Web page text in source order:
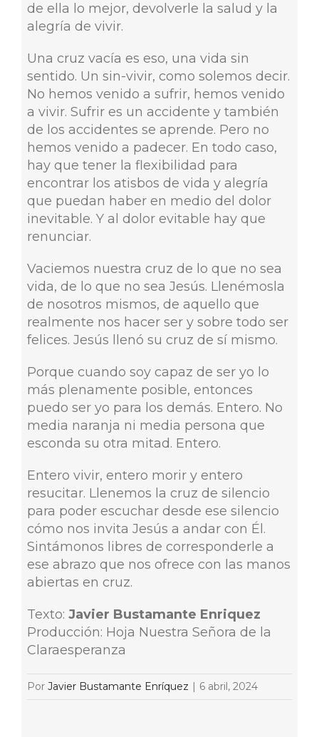
de ella lo mejor, devolverle la salud y la
alegría de vivir.
Una cruz vacía es eso, una vida sin
sentido. Un sin-vivir, como solemos decir.
No hemos venido a sufrir, hemos venido
a vivir. Sufrir es un accidente y también
de los accidentes se aprende. Pero no
hemos venido a padecer. En todo caso,
hay que tener la flexibilidad para
encontrar los atisbos de vida y alegría
que puedan haber en medio del dolor
inevitable. Y al dolor evitable hay que
renunciar.
Vaciemos nuestra cruz de lo que no sea
vida, de lo que no sea Jesús. Llenémosla
de nosotros mismos, de aquello que
realmente nos hacer ser y sobre todo ser
felices. Jesús llenó su cruz de sí mismo.
Porque cuando soy capaz de ser yo lo
más plenamente posible, entonces
puedo ser yo para los demás. Entero. No
media naranja ni media persona que
esconda su otra mitad. Entero.
Entero vivir, entero morir y entero
resucitar. Llenemos la cruz de silencio
para poder escuchar desde ese silencio
cómo nos invita Jesús a andar con Él.
Sintámonos libres de corresponderle a
ese abrazo que nos ofrece con las manos
abiertas en cruz.
Texto: Javier Bustamante Enriquez
Producción: Hoja Nuestra Señora de la
Claraesperanza
Por Javier Bustamante Enríquez | 6 abril, 2024